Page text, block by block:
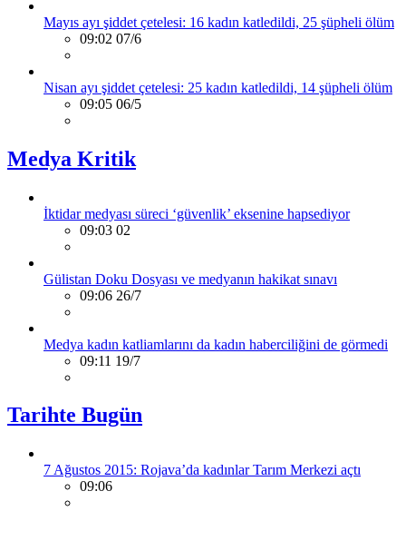
Mayıs ayı şiddet çetelesi: 16 kadın katledildi, 25 şüpheli ölüm
09:02 07/6
Nisan ayı şiddet çetelesi: 25 kadın katledildi, 14 şüpheli ölüm
09:05 06/5
Medya Kritik
İktidar medyası süreci ‘güvenlik’ eksenine hapsediyor
09:03 02
Gülistan Doku Dosyası ve medyanın hakikat sınavı
09:06 26/7
Medya kadın katliamlarını da kadın haberciliğini de görmedi
09:11 19/7
Tarihte Bugün
7 Ağustos 2015: Rojava’da kadınlar Tarım Merkezi açtı
09:06